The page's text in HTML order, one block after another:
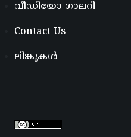
വീഡിയോ ഗാലറി
Contact Us
ലിങ്കുകൾ